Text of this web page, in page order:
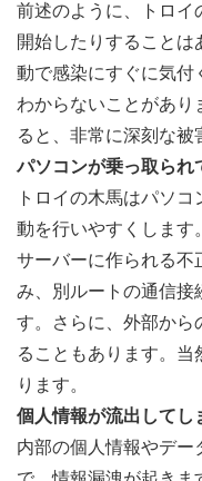
前述のように、トロイ
開始したりすること
動で感染にすぐに気付
わからないことがあり
ると、非常に深刻な被
パソコンが乗っ取られ
トロイの木馬はパソ
動を行いやすくします
サーバーに作られる不
み、別ルートの通信接
す。さらに、外部から
ることもあります。
ります。
個人情報が流出してし
内部の個人情報やデ